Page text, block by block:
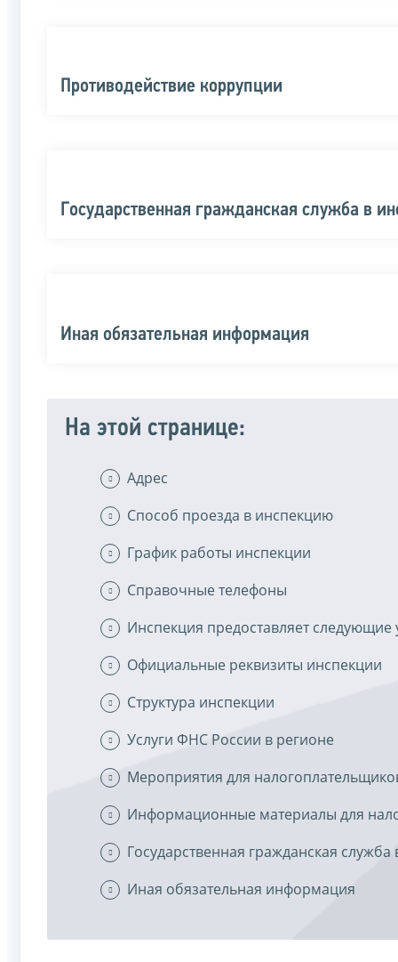
Противодействие коррупции
Государственная гражданская служба в
Иная обязательная информация
На этой странице:
Адрес
Способ проезда в инспекцию
График работы инспекции
Справочные телефоны
Инспекция предоставляет следующие
Официальные реквизиты инспекции
Структура инспекции
Услуги ФНС России в регионе
Мероприятия для
Информационные материалы для
Государственная гражданская служба
Иная обязательная информация